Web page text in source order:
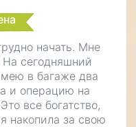
начать. Мне
На сегодняшний
в багаже два
и операцию на
все богатство,
накопила за свою